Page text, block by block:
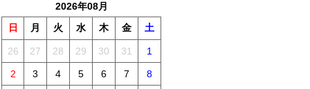
2026年08月
日
月 火 水 木 金 土
26 27 28 29 30 31 1
2 3 4 5 6 7 8